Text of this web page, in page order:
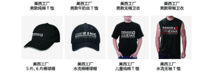
大事件
商务部就中欧经贸关系最新动态介绍情况